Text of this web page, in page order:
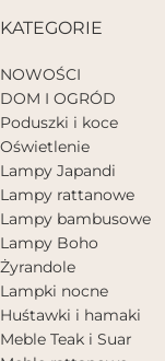
KATEGORIE
NOWOŚCI
DOM I OGRÓD
Poduszki i koce
Oświetlenie
Lampy Japandi
Lampy rattanowe
Lampy bambusowe
Lampy Boho
Żyrandole
Lampki nocne
Huśtawki i hamaki
Meble Teak i Suar